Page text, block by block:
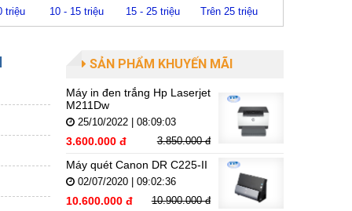
triệu 10 - 15 triệu 15 - 25 triệu Trên 25 triệu
SẢN PHẨM KHUYẾN MÃI
Máy in đen trắng Hp Laserjet
M211Dw
25/10/2022 | 08:09:03
3.600.000 đ 3.850.000 đ
Máy quét Canon DR C225-II
02/07/2020 | 09:02:36
10.600.000 đ 10.900.000 đ